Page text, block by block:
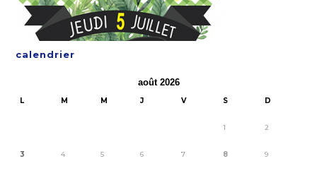
calendrier
août 2026
L M M J V S D
1 2
3 4 5 6 7 8 9